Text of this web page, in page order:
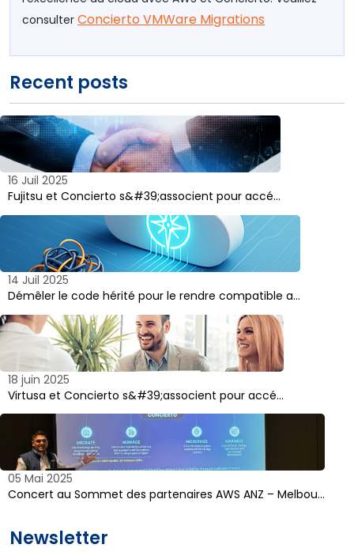
consulter Concierto VMWare Migrations
Recent posts
16 Juil 2025
Fujitsu et Concierto s&#39;associent pour accé…
14 Juil 2025
Démêler le code hérité pour le rendre compatible a…
18 juin 2025
Virtusa et Concierto s&#39;associent pour accé…
05 Mai 2025
Concert au Sommet des partenaires AWS ANZ – Melbou…
Newsletter